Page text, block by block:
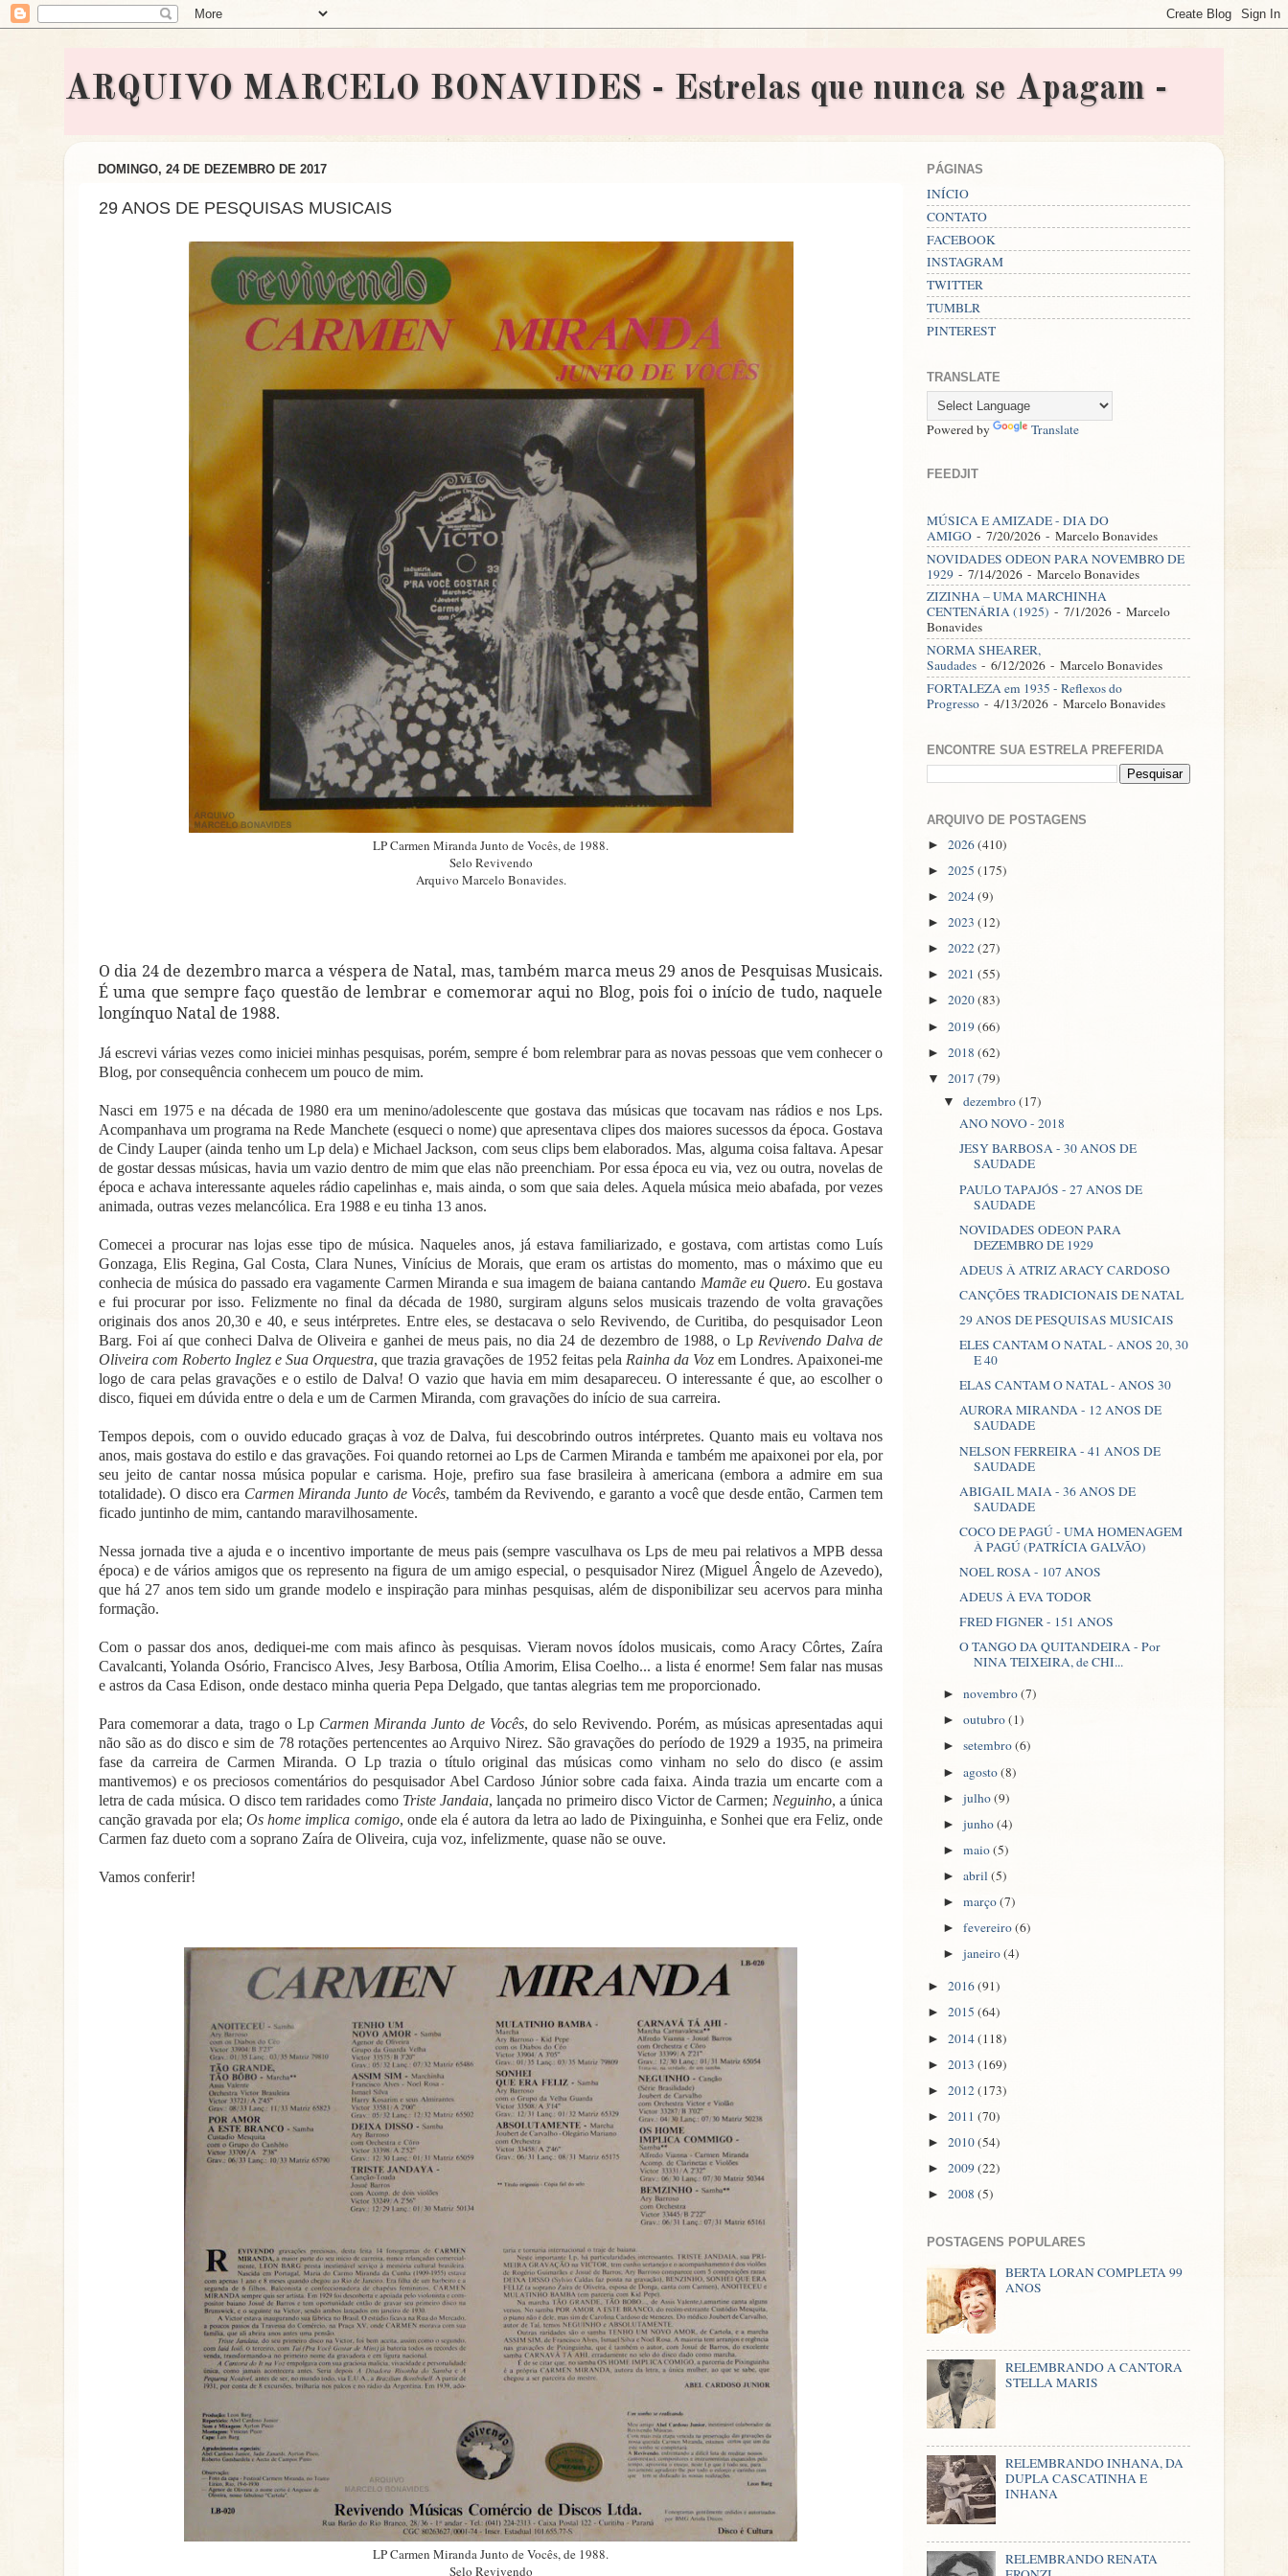
ARQUIVO MARCELO BONAVIDES - Estrelas que nunca se Apagam -
DOMINGO, 24 DE DEZEMBRO DE 2017
29 ANOS DE PESQUISAS MUSICAIS
LP Carmen Miranda Junto de Vocês, de 1988.
Selo Revivendo
Arquivo Marcelo Bonavides.
O dia 24 de dezembro marca a véspera de Natal, mas, também marca meus 29 anos de Pesquisas Musicais.
É uma que sempre faço questão de lembrar e comemorar aqui no Blog, pois foi o início de tudo, naquele
longínquo Natal de 1988.
Já escrevi várias vezes como iniciei minhas pesquisas, porém, sempre é bom relembrar para as novas pessoas que vem conhecer o
Blog, por consequência conhecem um pouco de mim.
Nasci em 1975 e na década de 1980 era um menino/adolescente que gostava das músicas que tocavam nas rádios e nos Lps.
Acompanhava um programa na Rede Manchete (esqueci o nome) que apresentava clipes dos maiores sucessos da época. Gostava
de Cindy Lauper (ainda tenho um Lp dela) e Michael Jackson, com seus clips bem elaborados. Mas, alguma coisa faltava. Apesar
de gostar dessas músicas, havia um vazio dentro de mim que elas não preenchiam. Por essa época eu via, vez ou outra, novelas de
época e achava interessante aqueles rádio capelinhas e, mais ainda, o som que saia deles. Aquela música meio abafada, por vezes
animada, outras vezes melancólica. Era 1988 e eu tinha 13 anos.
Comecei a procurar nas lojas esse tipo de música. Naqueles anos, já estava familiarizado, e gostava, com artistas como Luís
Gonzaga, Elis Regina, Gal Costa, Clara Nunes, Vinícius de Morais, que eram os artistas do momento, mas o máximo que eu
conhecia de música do passado era vagamente Carmen Miranda e sua imagem de baiana cantando Mamãe eu Quero. Eu gostava
e fui procurar por isso. Felizmente no final da década de 1980, surgiram alguns selos musicais trazendo de volta gravações
originais dos anos 20,30 e 40, e seus intérpretes. Entre eles, se destacava o selo Revivendo, de Curitiba, do pesquisador Leon
Barg. Foi aí que conheci Dalva de Oliveira e ganhei de meus pais, no dia 24 de dezembro de 1988, o Lp Revivendo Dalva de
Oliveira com Roberto Inglez e Sua Orquestra, que trazia gravações de 1952 feitas pela Rainha da Vozem Londres. Apaixonei-me
logo de cara pelas gravações e o estilo de Dalva! O vazio que havia em mim desapareceu. O interessante é que, ao escolher o
disco, fiquei em dúvida entre o dela e um de Carmen Miranda, com gravações do início de sua carreira.
Tempos depois, com o ouvido educado graças à voz de Dalva, fui descobrindo outros intérpretes. Quanto mais eu voltava nos
anos, mais gostava do estilo e das gravações. Foi quando retornei ao Lps de Carmen Miranda e também me apaixonei por ela, por
seu jeito de cantar nossa música popular e carisma. Hoje, prefiro sua fase brasileira à americana (embora a admire em sua
totalidade). O disco era Carmen Miranda Junto de Vocês, também da Revivendo, e garanto a você que desde então, Carmen tem
ficado juntinho de mim, cantando maravilhosamente.
Nessa jornada tive a ajuda e o incentivo importante de meus pais (sempre vasculhava os Lps de meu pai relativos a MPB dessa
época) e de vários amigos que os represento na figura de um amigo especial, o pesquisador Nirez (Miguel Ângelo de Azevedo),
que há 27 anos tem sido um grande modelo e inspiração para minhas pesquisas, além de disponibilizar seu acervos para minha
formação.
Com o passar dos anos, dediquei-me com mais afinco às pesquisas. Vieram novos ídolos musicais, como Aracy Côrtes, Zaíra
Cavalcanti, Yolanda Osório, Francisco Alves, Jesy Barbosa, Otília Amorim, Elisa Coelho... a lista é enorme! Sem falar nas musas
e astros da Casa Edison, onde destaco minha queria Pepa Delgado, que tantas alegrias tem me proporcionado.
Para comemorar a data, trago o Lp Carmen Miranda Junto de Vocês, do selo Revivendo. Porém, as músicas apresentadas aqui
não são as do disco e sim de 78 rotações pertencentes ao Arquivo Nirez. São gravações do período de 1929 a 1935, na primeira
fase da carreira de Carmen Miranda. O Lp trazia o título original das músicas como vinham no selo do disco (e assim
mantivemos) e os preciosos comentários do pesquisador Abel Cardoso Júnior sobre cada faixa. Ainda trazia um encarte com a
letra de cada música. O disco tem raridades como Triste Jandaia, lançada no primeiro disco Victor de Carmen; Neguinho, a única
canção gravada por ela; Os home implica comigo, onde ela é autora da letra ao lado de Pixinguinha, e Sonhei que era Feliz, onde
Carmen faz dueto com a soprano Zaíra de Oliveira, cuja voz, infelizmente, quase não se ouve.
Vamos conferir!
LP Carmen Miranda Junto de Vocês, de 1988.
Selo Revivendo
PÁGINAS
INÍCIO
CONTATO
FACEBOOK
INSTAGRAM
TWITTER
TUMBLR
PINTEREST
TRANSLATE
Powered by Translate
FEEDJIT
MÚSICA E AMIZADE - DIA DO
AMIGO - 7/20/2026 - Marcelo Bonavides
NOVIDADES ODEON PARA NOVEMBRO DE
1929 - 7/14/2026 - Marcelo Bonavides
ZIZINHA – UMA MARCHINHA
CENTENÁRIA (1925) - 7/1/2026 - Marcelo
Bonavides
NORMA SHEARER,
Saudades - 6/12/2026 - Marcelo Bonavides
FORTALEZA em 1935 - Reflexos do
Progresso - 4/13/2026 - Marcelo Bonavides
ENCONTRE SUA ESTRELA PREFERIDA
ARQUIVO DE POSTAGENS
► 2026(410)
► 2025 (175)
► 2024(9)
► 2023 (12)
► 2022(27)
► 2021 (55)
► 2020(83)
► 2019(66)
► 2018 (62)
▼ 2017 (79)
▼dezembro(17)
ANO NOVO - 2018
JESY BARBOSA - 30 ANOS DE
SAUDADE
PAULO TAPAJÓS - 27 ANOS DE
SAUDADE
NOVIDADES ODEON PARA
DEZEMBRO DE 1929
ADEUS À ATRIZ ARACY CARDOSO
CANÇÕES TRADICIONAIS DE NATAL
29 ANOS DE PESQUISAS MUSICAIS
ELES CANTAM O NATAL - ANOS 20, 30
E 40
ELAS CANTAM O NATAL - ANOS 30
AURORA MIRANDA - 12 ANOS DE
SAUDADE
NELSON FERREIRA - 41 ANOS DE
SAUDADE
ABIGAIL MAIA - 36 ANOS DE
SAUDADE
COCO DE PAGÚ - UMA HOMENAGEM
À PAGÚ (PATRÍCIA GALVÃO)
NOEL ROSA - 107 ANOS
ADEUS À EVA TODOR
FRED FIGNER - 151 ANOS
O TANGO DA QUITANDEIRA - Por
NINA TEIXEIRA, de CHI...
►novembro(7)
►outubro(1)
►setembro(6)
►agosto(8)
►julho(9)
►junho(4)
►maio(5)
►abril(5)
►março(7)
►fevereiro(6)
►janeiro(4)
► 2016(91)
► 2015 (64)
► 2014(118)
► 2013 (169)
► 2012(173)
► 2011 (70)
► 2010(54)
► 2009(22)
► 2008 (5)
POSTAGENS POPULARES
BERTA LORAN COMPLETA 99
ANOS
RELEMBRANDO A CANTORA
STELLA MARIS
RELEMBRANDO INHANA, DA
DUPLA CASCATINHA E
INHANA
RELEMBRANDO RENATA